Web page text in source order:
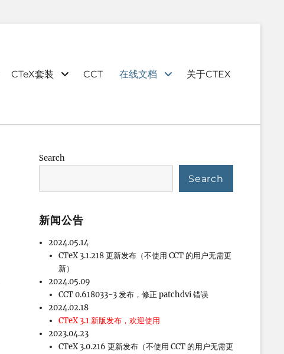
CTeX套装 CCT 在线文档 关于CTEX
Search
Search
新闻公告
2024.05.14
CTeX 3.1.218 更新发布（不使用 CCT 的用户无需更
新）
2024.05.09
CCT 0.618033-3 发布，修正 patchdvi 错误
2024.02.18
CTeX 3.1 新版发布，欢迎使用
2023.04.23
CTeX 3.0.216 更新发布（不使用 CCT 的用户无需更